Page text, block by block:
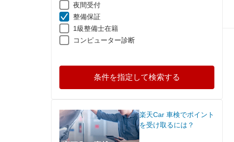
夜間受付
整備保証
1級整備士在籍
コンピューター診断
条件を指定して検索する
楽天Car 車検でポイント
を受け取るには？